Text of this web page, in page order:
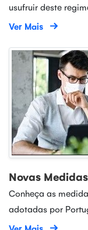
usufruir deste
Ver Mais
Novas
Conheça as
adotadas por
Ver Mais